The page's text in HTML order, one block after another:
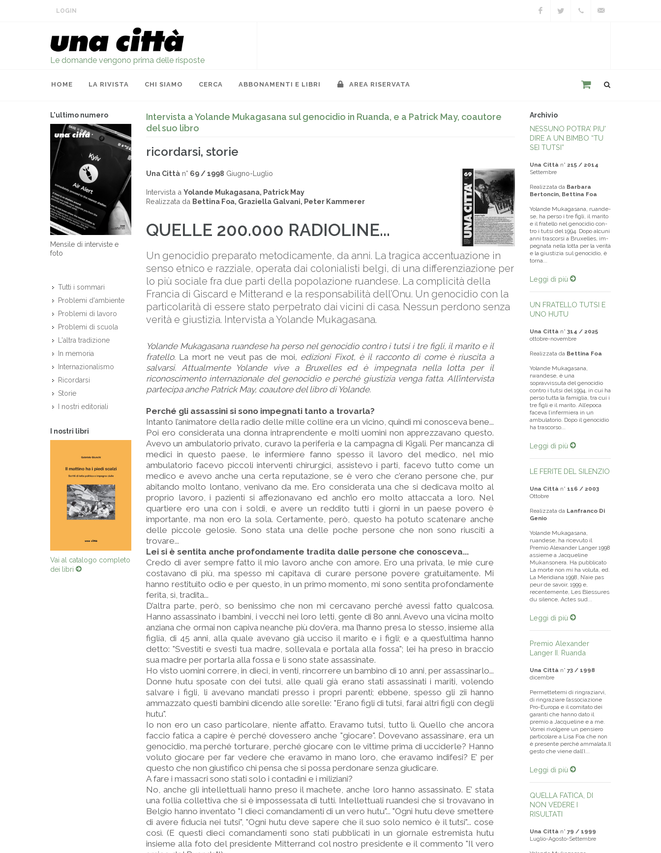
LOGIN
Le domande vengono prima delle risposte
HOME LA RIVISTA CHI SIAMO CERCA ABBONAMENTI E LIBRI AREA RISERVATA
L'ultimo numero
Mensile di interviste e
foto
Tutti i sommari
Problemi d'ambiente
Problemi di lavoro
Problemi di scuola
L'altra tradizione
In memoria
Internazionalismo
Ricordarsi
Storie
I nostri editoriali
I nostri libri
Vai al catalogo completo
dei libri
Intervista a Yolande Mukagasana sul genocidio in Ruanda, e a Patrick May, coautore
del suo libro
ricordarsi, storie
Una Città n° 69 / 1998 Giugno-Luglio
Intervista a Yolande Mukagasana, Patrick May
Realizzata da Bettina Foa, Graziella Galvani, Peter Kammerer
QUELLE 200.000 RADIOLINE...
Un genocidio preparato metodicamente, da anni. La tragica accentuazione in
senso etnico e razziale, operata dai colonialisti belgi, di una differenziazione per
lo più sociale fra due parti della popolazione ruandese. La complicità della
Francia di Giscard e Mitterand e la responsabilità dell’Onu. Un genocidio con la
particolarità di essere stato perpetrato dai vicini di casa. Nessun perdono senza
verità e giustizia. Intervista a Yolande Mukagasana.
Yolande Mukagasana ruandese ha perso nel genocidio contro i tutsi i tre figli, il marito e il
fratello. La mort ne veut pas de moi, edizioni Fixot, è il racconto di come è riuscita a
salvarsi. Attualmente Yolande vive a Bruxelles ed è impegnata nella lotta per il
riconoscimento internazionale del genocidio e perché giustizia venga fatta. All’intervista
partecipa anche Patrick May, coautore del libro di Yolande.
Perché gli assassini si sono impegnati tanto a trovarla?
Intanto l’animatore della radio delle mille colline era un vicino, quindi mi conosceva bene...
Poi ero considerata una donna intraprendente e molti uomini non apprezzavano questo.
Avevo un ambulatorio privato, curavo la periferia e la campagna di Kigali. Per mancanza di
medici in questo paese, le infermiere fanno spesso il lavoro del medico, nel mio
ambulatorio facevo piccoli interventi chirurgici, assistevo i parti, facevo tutto come un
medico e avevo anche una certa reputazione, se è vero che c’erano persone che, pur
abitando molto lontano, venivano da me. Ero considerata una che si dedicava molto al
proprio lavoro, i pazienti si affezionavano ed anch’io ero molto attaccata a loro. Nel
quartiere ero una con i soldi, e avere un reddito tutti i giorni in un paese povero è
importante, ma non ero la sola. Certamente, però, questo ha potuto scatenare anche
delle piccole gelosie. Sono stata una delle poche persone che non sono riusciti a
trovare...
Lei si è sentita anche profondamente tradita dalle persone che conosceva...
Credo di aver sempre fatto il mio lavoro anche con amore. Ero una privata, le mie cure
costavano di più, ma spesso mi capitava di curare persone povere gratuitamente. Mi
hanno restituito odio e per questo, in un primo momento, mi sono sentita profondamente
ferita, sì, tradita...
D’altra parte, però, so benissimo che non mi cercavano perché avessi fatto qualcosa.
Hanno assassinato i bambini, i vecchi nei loro letti, gente di 80 anni. Avevo una vicina molto
anziana che ormai non capiva neanche più dov’era, ma l’hanno presa lo stesso, insieme alla
figlia, di 45 anni, alla quale avevano già ucciso il marito e i figli; e a quest’ultima hanno
detto: "Svestiti e svesti tua madre, sollevala e portala alla fossa"; lei ha preso in braccio
sua madre per portarla alla fossa e lì sono state assassinate.
Ho visto uomini correre, in dieci, in venti, rincorrere un bambino di 10 anni, per assassinarlo...
Donne hutu sposate con dei tutsi, alle quali già erano stati assassinati i mariti, volendo
salvare i figli, li avevano mandati presso i propri parenti; ebbene, spesso gli zii hanno
ammazzato questi bambini dicendo alle sorelle: "Erano figli di tutsi, farai altri figli con degli
hutu".
Io non ero un caso particolare, niente affatto. Eravamo tutsi, tutto lì. Quello che ancora
faccio fatica a capire è perché dovessero anche "giocare". Dovevano assassinare, era un
genocidio, ma perché torturare, perché giocare con le vittime prima di ucciderle? Hanno
voluto giocare per far vedere che eravamo in mano loro, che eravamo indifesi? E’ per
questo che non giustifico chi pensa che si possa perdonare senza giudicare.
A fare i massacri sono stati solo i contadini e i miliziani?
No, anche gli intellettuali hanno preso il machete, anche loro hanno assassinato. E’ stata
una follia collettiva che si è impossessata di tutti. Intellettuali ruandesi che si trovavano in
Belgio hanno inventato "I dieci comandamenti di un vero hutu"... "Ogni hutu deve smettere
di avere fiducia nei tutsi", "Ogni hutu deve sapere che il suo solo nemico è il tutsi"... cose
così. (E questi dieci comandamenti sono stati pubblicati in un giornale estremista hutu
insieme alla foto del presidente Mitterrand col nostro presidente e il commento "Il vero
Archivio
NESSUNO POTRA’ PIU'
DIRE A UN BIMBO “TU
SEI TUTSI”
Una Città n° 215 / 2014
Settembre
Realizzata da Barbara
Bertoncin, Bettina Foa
Yo­lan­de Mu­ka­ga­sa­na, ruan­de­
se, ha per­so i tre fi­gli, il ma­ri­to
e il fra­tel­lo nel ge­no­ci­dio con­
tro i tutsi del 1994. Dopo alcuni
anni trascorsi a Bru­xel­les, im­
pe­gna­ta nel­la lotta per la verità
e la giustizia sul ge­no­ci­dio, è
torna...
Leggi di più
UN FRATELLO TUTSI E
UNO HUTU
Una Città n° 314 / 2025
ottobre-novembre
Realizzata da Bettina Foa
Yolande Mukagasana,
rwandese, è una
sopravvissuta del genocidio
contro i tutsi del 1994, in cui ha
perso tutta la famiglia, tra cui i
tre figli e il marito. All’epoca
faceva l’infermiera in un
ambulatorio. Dopo il genocidio
ha trascorso...
Leggi di più
LE FERITE DEL SILENZIO
Una Città n° 116 / 2003
Ottobre
Realizzata da Lanfranco Di
Genio
Yolande Mukagasana,
ruandese, ha ricevuto il
Premio Alexander Langer 1998
assieme a Jacqueline
Mukansonera. Ha pubblicato
La morte non mi ha voluta, ed.
La Meridiana 1998, N’aie pas
peur de savoir, 1999 e,
recentemente, Les Blessures
du silence, Actes sud...
Leggi di più
Premio Alexander
Langer II. Ruanda
Una Città n° 73 / 1998
dicembre
Permettetemi di ringraziarvi,
di ringraziare l’associazione
Pro-Europa e il comitato dei
garanti che hanno dato il
premio a Jacqueline e a me.
Vorrei rivolgere un pensiero
particolare a Lisa Foa che non
è presente perché ammalata.Il
gesto che viene dall’I...
Leggi di più
QUELLA FATICA, DI
NON VEDERE I
RISULTATI
Una Città n° 79 / 1999
Luglio-Agosto-Settembre